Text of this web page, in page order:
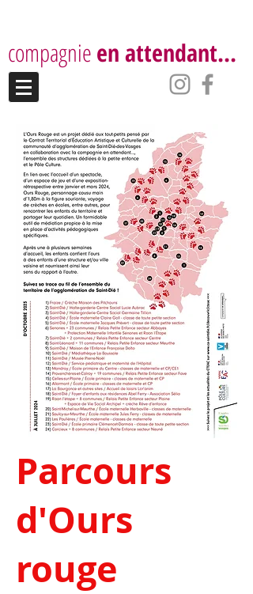
compagnieen attendant...
Parcours
d'Ours
rouge